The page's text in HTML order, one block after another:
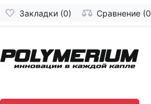
Закладки (0) Сравнение